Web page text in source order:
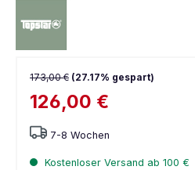
173,00 € (27.17% gespart)
126,00 €
7-8 Wochen
Kostenloser Versand ab 100 €